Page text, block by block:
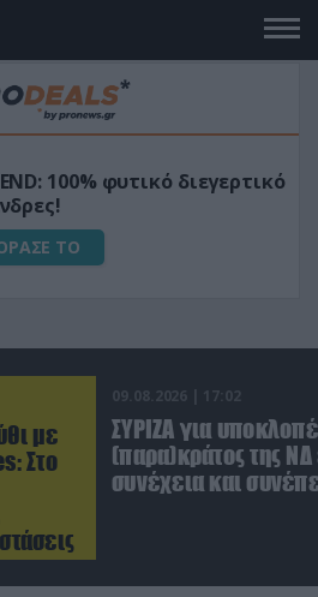
τον κήπο σου με το
Μίνι Αλυσοπρίονο με
λιθίου
ΤΟ
με
Στο
09.08.2026 | 17:02
ΣΥΡΙΖΑ για
(παρα)κράτος της ΝΔ
συνέχεια και